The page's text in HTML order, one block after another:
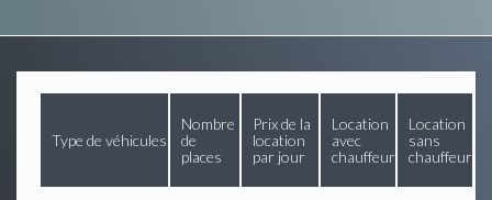
Type de véhicules
Nombre
de
places
Prix de la
location
par jour
Location
avec
chauffeur
Location
sans
chauffeur